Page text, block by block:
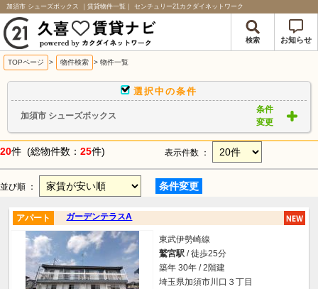
加須市 シューズボックス ｜賃貸物件一覧｜ センチュリー21カクダイネットワーク
検索 お知らせ
TOPページ > 物件検索 > 物件一覧
選択中の条件
加須市 シューズボックス
条件
変更
20件 (総物件数： 25件) 表示件数 ：
並び順 ： 条件変更
ガーデンテラスA
アパート
東武伊勢崎線
鷲宮駅 / 徒歩25分
築年 30年 / 2階建
埼玉県加須市川口３丁目